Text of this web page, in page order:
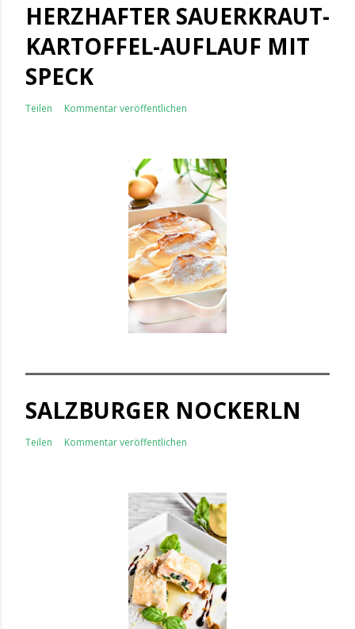
HERZHAFTER SAUERKRAUT-
KARTOFFEL-AUFLAUF MIT
SPECK
Teilen Kommentar veröffentlichen
SALZBURGER NOCKERLN
Teilen Kommentar veröffentlichen